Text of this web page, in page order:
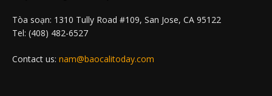
Tòa soạn: 1310 Tully Road #109, San Jose, CA 95122
Tel: (408) 482-6527
Contact us: nam@baocalitoday.com